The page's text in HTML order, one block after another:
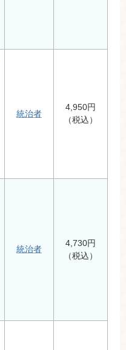
統治者
4,950円
（税込）
統治者
4,730円
（税込）